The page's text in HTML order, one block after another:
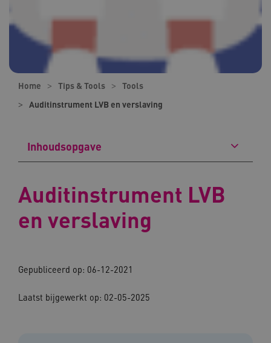
Home Tips & Tools
Tools
Auditinstrument LVB en verslaving
Inhoudsopgave
Auditinstrument LVB
en verslaving
Gepubliceerd op: 06-12-2021
Laatst bijgewerkt op: 02-05-2025